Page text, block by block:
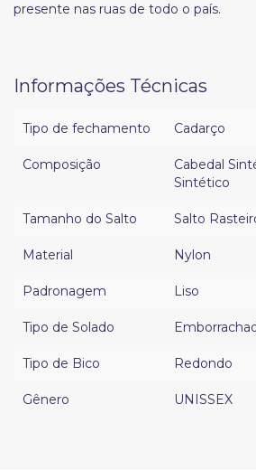
presente nas ruas de todo o país.
Informações Técnicas
Tipo de fechamento Cadarço
Composição Cabedal
Sintético
Tamanho do Salto Salto
Material Nylon
Padronagem Liso
Tipo de Solado
Tipo de Bico Redondo
Gênero UNISSEX